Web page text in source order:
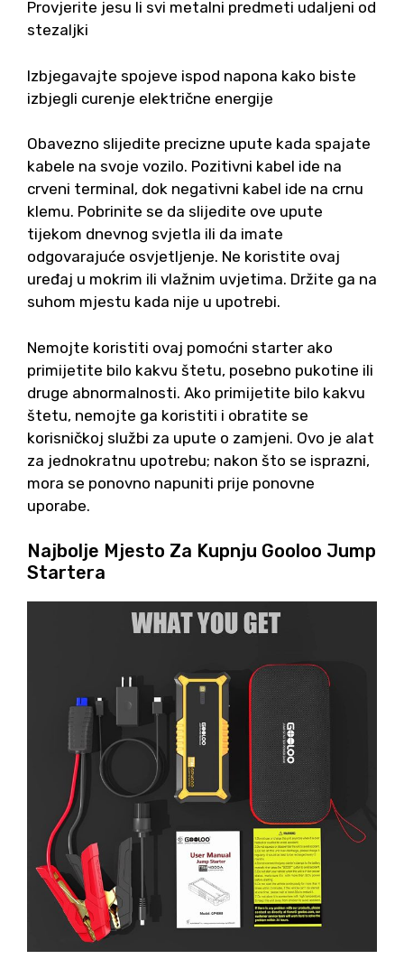
Provjerite jesu li svi metalni predmeti udaljeni od
stezaljki
Izbjegavajte spojeve ispod napona kako biste
izbjegli curenje električne energije
Obavezno slijedite precizne upute kada spajate
kabele na svoje vozilo. Pozitivni kabel ide na
crveni terminal, dok negativni kabel ide na crnu
klemu. Pobrinite se da slijedite ove upute
tijekom dnevnog svjetla ili da imate
odgovarajuće osvjetljenje. Ne koristite ovaj
uređaj u mokrim ili vlažnim uvjetima. Držite ga na
suhom mjestu kada nije u upotrebi.
Nemojte koristiti ovaj pomoćni starter ako
primijetite bilo kakvu štetu, posebno pukotine ili
druge abnormalnosti. Ako primijetite bilo kakvu
štetu, nemojte ga koristiti i obratite se
korisničkoj službi za upute o zamjeni. Ovo je alat
za jednokratnu upotrebu; nakon što se isprazni,
mora se ponovno napuniti prije ponovne
uporabe.
Najbolje Mjesto Za Kupnju Gooloo Jump
Startera